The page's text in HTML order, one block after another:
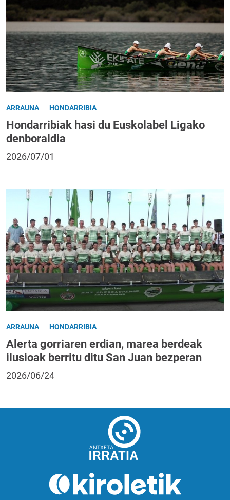
ARRAUNA HONDARRIBIA
Hondarribiak hasi du Euskolabel Ligako
denboraldia
2026/07/01
ARRAUNA HONDARRIBIA
Alerta gorriaren erdian, marea berdeak
ilusioak berritu ditu San Juan bezperan
2026/06/24